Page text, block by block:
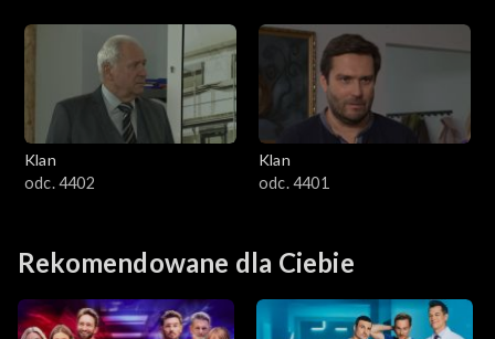
Klan
odc. 4402
Klan
odc. 4401
Rekomendowane dla Ciebie